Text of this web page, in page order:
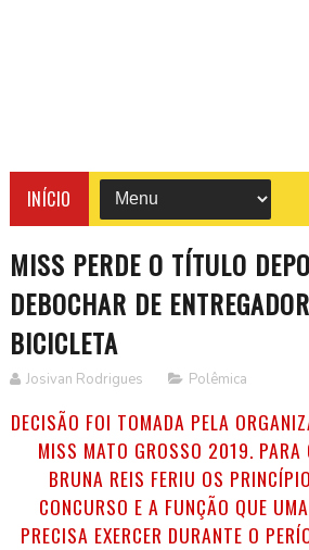
INÍCIO
MISS PERDE O TÍTULO
DEBOCHAR DE
BICICLETA
Josivan Rodrigues Polêmica
DECISÃO FOI TOMADA PELA
MISS MATO GROSSO 2019. PARA
BRUNA REIS FERIU OS
CONCURSO E A FUNÇÃO QUE
PRECISA EXERCER DURANTE O